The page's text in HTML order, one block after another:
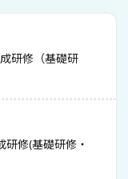
研修（基礎研
修(基礎研修・